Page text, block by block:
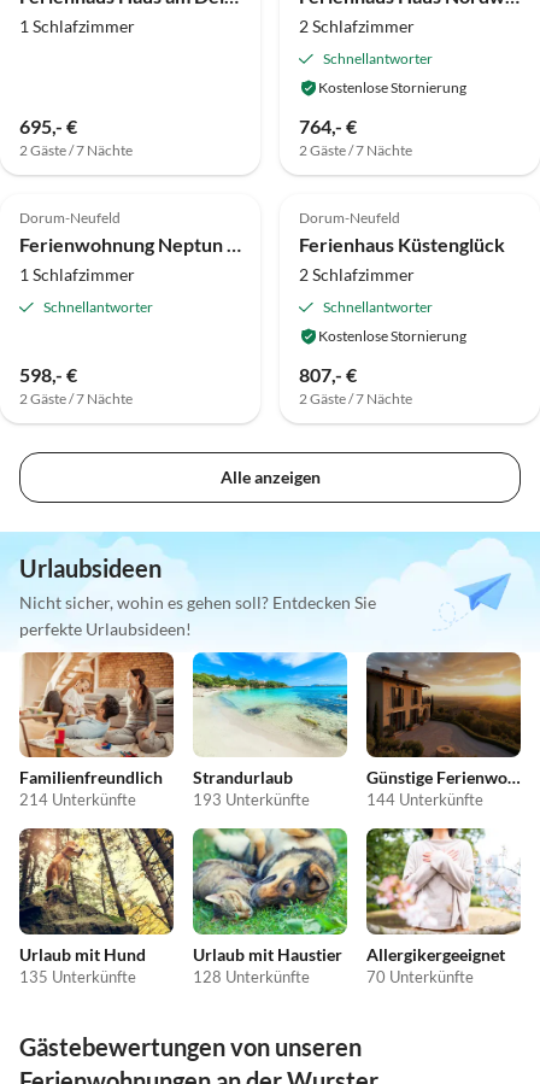
1 Schlafzimmer
695,- €
2 Gäste / 7 Nächte
2 Schlafzimmer
Schnellantworter
Kostenlose Stornierung
764,- €
2 Gäste / 7 Nächte
Top-Inserat
4.0 (1)
Dorum-Neufeld
1 Schlafzimmer
Schnellantworter
598,- €
2 Gäste / 7 Nächte
Top-Inserat
Dorum-Neufeld
Ferienhaus Küstenglück
2 Schlafzimmer
Schnellantworter
Kostenlose Stornierung
807,- €
2 Gäste / 7 Nächte
Alle anzeigen
Urlaubsideen
Nicht sicher, wohin es gehen soll? Entdecken Sie
perfekte Urlaubsideen!
Familienfreundlich
214 Unterkünfte
Strandurlaub
193 Unterkünfte
Günstige Ferienwohnungen
144 Unterkünfte
Urlaub mit Hund
135 Unterkünfte
Urlaub mit Haustier
128 Unterkünfte
Allergikergeeignet
70 Unterkünfte
Gästebewertungen von unseren